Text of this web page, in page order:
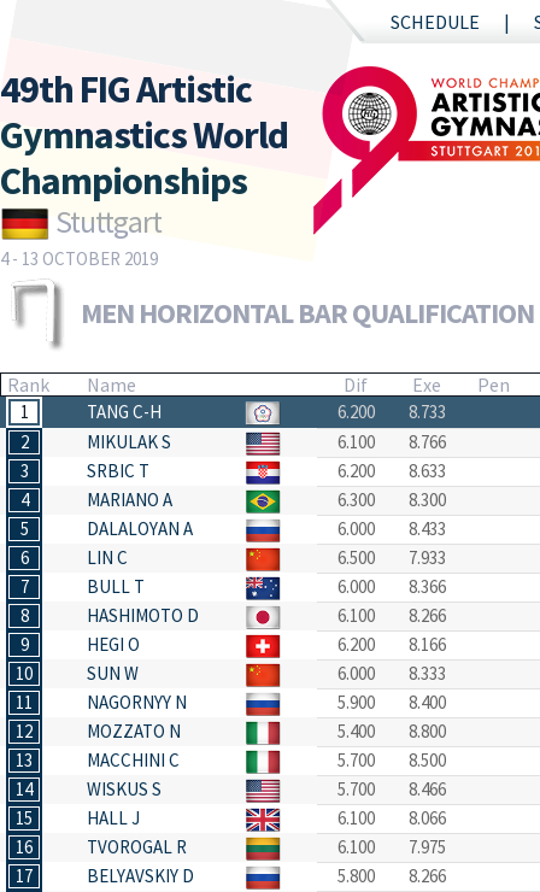
SCHEDULE
49th FIG Artistic
Gymnastics World
Championships
Stuttgart
4 - 13 OCTOBER 2019
MEN HORIZONTAL BAR QUALIFICATION
Rank Name Dif Exe Pen
1 TANG C-H 6.200
8.733
2
MIKULAK S 6.100
8.766
3
SRBIC T 6.200
8.633
4
MARIANO A 6.300
8.300
5
DALALOYAN A 6.000
8.433
6
LIN C 6.500
7.933
7
BULL T 6.000
8.366
8
HASHIMOTO D 6.100
8.266
9
HEGI O 6.200
8.166
10
SUN W 6.000
8.333
11
NAGORNYY N 5.900
8.400
12
MOZZATO N 5.400
8.800
13
MACCHINI C 5.700
8.500
14
WISKUS S 5.700
8.466
15
HALL J 6.100
8.066
16
TVOROGAL R 6.100
7.975
17
BELYAVSKIY D 5.800
8.266